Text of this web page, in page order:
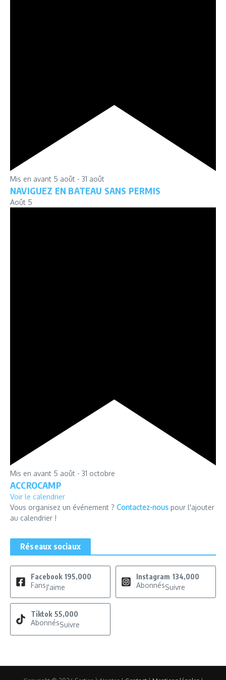
Mis en avant 5 août - 31 août
NAVIGUEZ EN BATEAU SANS PERMIS
Août 5
Mis en avant 5 août - 31 octobre
ACCROCAMP
Voir le calendrier
Vous organisez un événement ? Contactez-nous pour l'ajouter
au calendrier !
Réseaux sociaux
Facebook 195,000
FansJ'aime
Instagram 134,000
AbonnésSuivre
Tiktok 55,000
AbonnésSuivre